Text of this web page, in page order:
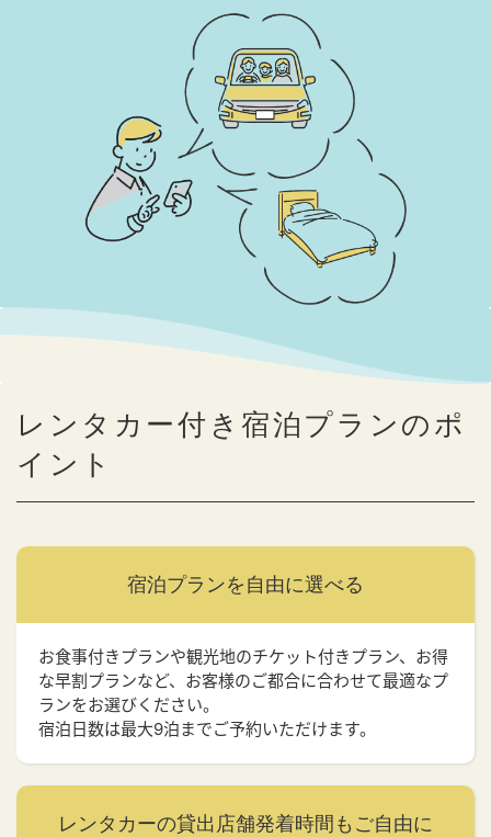
レンタカー付き宿泊プランのポ
イント
宿泊プランを 自由に選べる
お食事付きプランや観光地のチケット付きプラン、お得
な早割プランなど、お客様のご都合に合わせて最適なプ
ランをお選びください。
宿泊日数は最大9泊までご予約いただけます。
レンタカーの貸出店舗発着時間もご自由に